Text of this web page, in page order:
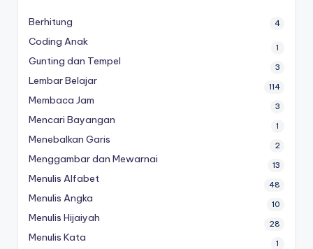
aj
a
r
m
e
n
ul
is
a
n
a
Berhitung 4
Coding Anak 1
Gunting dan Tempel 3
Lembar Belajar 114
Membaca Jam 3
Mencari Bayangan 1
Menebalkan Garis 2
Menggambar dan Mewarnai 13
Menulis Alfabet 48
Menulis Angka 10
Menulis Hijaiyah 28
Menulis Kata 1